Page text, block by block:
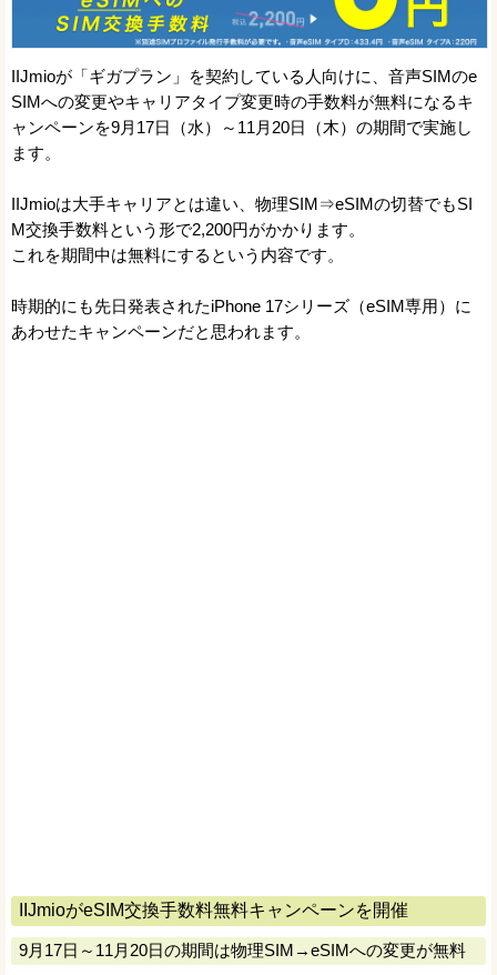
IIJmioが「ギガプラン」を契約している人向けに、音声SIMのe
SIMへの変更やキャリアタイプ変更時の手数料が無料になるキ
ャンペーンを9月17日（水）～11月20日（木）の期間で実施し
ます。
IIJmioは大手キャリアとは違い、物理SIM⇒eSIMの切替でもSI
M交換手数料という形で2,200円がかかります。
これを期間中は無料にするという内容です。
時期的にも先日発表されたiPhone 17シリーズ（eSIM専用）に
あわせたキャンペーンだと思われます。
IIJmioがeSIM交換手数料無料キャンペーンを開催
9月17日～11月20日の期間は物理SIM→eSIMへの変更が無料